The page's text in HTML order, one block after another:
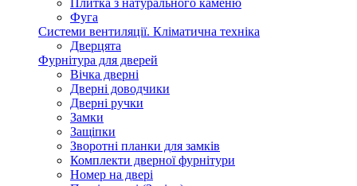
Плитка з натурального каменю
Фуга
Системи вентиляції. Кліматична техніка
Дверцята
Фурнітура для дверей
Вічка дверні
Дверні доводчики
Дверні ручки
Замки
Защіпки
Зворотні планки для замків
Комплекти дверної фурнітури
Номер на двері